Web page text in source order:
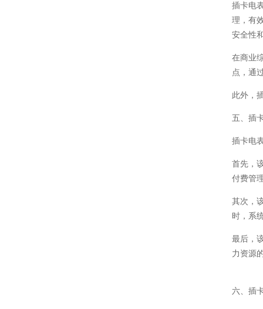
插卡电
理，有
安全性
在商业
点，通
此外，
五、插
插卡电
首先，
付费管
其次，
时，系
最后，
力资源
六、插